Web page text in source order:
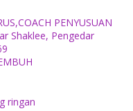
PENYUSUAN
Shaklee, Pengedar
ringan